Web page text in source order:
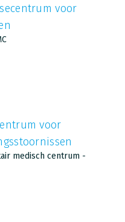
voor
voor
medisch centrum -